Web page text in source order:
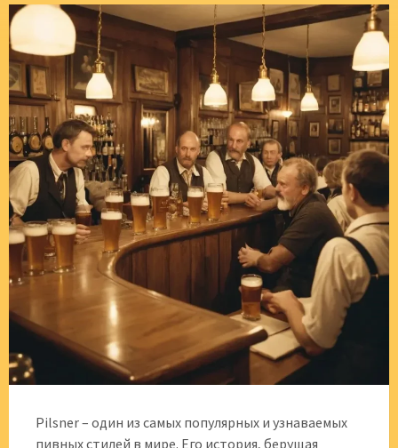
Pilsner – один из самых популярных и узнаваемых
пивных стилей в мире. Его история, берущая